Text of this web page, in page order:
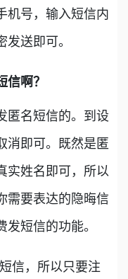
机号，输入短信内
送即可。
啊？
匿名短信的。到设
消即可。既然是匿
实姓名即可，所以
需要表达的隐晦信
短信的功能。
信，所以只要注